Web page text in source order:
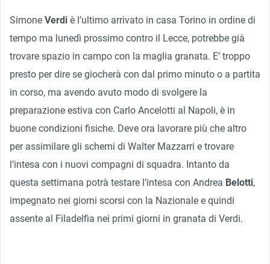
Simone Verdi è l’ultimo arrivato in casa Torino in ordine di
tempo ma lunedì prossimo contro il Lecce, potrebbe già
trovare spazio in campo con la maglia granata. E’ troppo
presto per dire se giocherà con dal primo minuto o a partita
in corso, ma avendo avuto modo di svolgere la
preparazione estiva con Carlo Ancelotti al Napoli, è in
buone condizioni fisiche. Deve ora lavorare più che altro
per assimilare gli schemi di Walter Mazzarri e trovare
l’intesa con i nuovi compagni di squadra. Intanto da
questa settimana potrà testare l’intesa con Andrea Belotti,
impegnato nei giorni scorsi con la Nazionale e quindi
assente al Filadelfia nei primi giorni in granata di Verdi.